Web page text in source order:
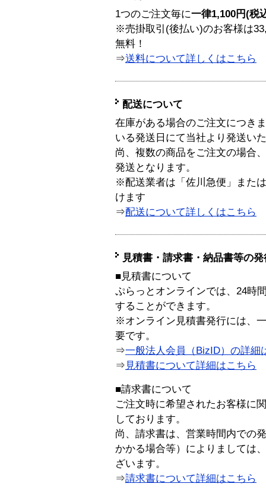
1つのご注文毎に一律1,100円(税
※売掛取引(後払い)のお客様は
無料！
⇒送料について詳しくはこちら
配送について
在庫がある場合のご注文につき
いる発送日にて当社より発送い
尚、複数の商品をご注文の場合
発送となります。
※配送業者は「佐川急便」また
けます
⇒配送について詳しくはこちら
見積書・請求書・納品書等の
■見積書について
ぷらっとオンラインでは、24時
することができます。
※オンライン見積書発行には、
要です。
⇒一般法人会員（BizID）の詳細
⇒ 見積書について詳細はこちら
■請求書について
ご注文時に希望されたお客様に
しております。
尚、請求書は、営業時間内での
かかる場合等）によりましては
ざいます。
⇒請求書について詳細はこちら